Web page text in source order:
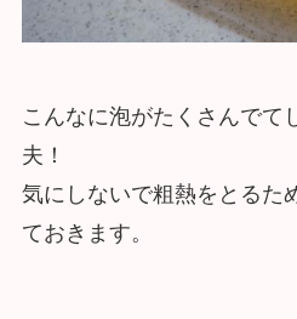
こんなに泡がたくさんでて
夫！
気にしないで粗熱をとるた
ておきます。